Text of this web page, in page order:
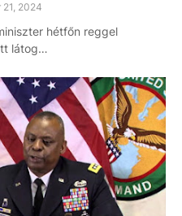
2024
hétfőn reggel
látog…